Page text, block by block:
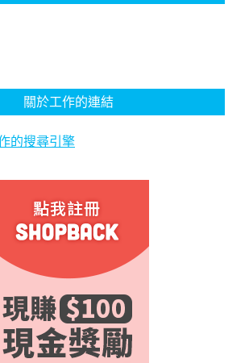
關於工作的連結
的搜尋引擎